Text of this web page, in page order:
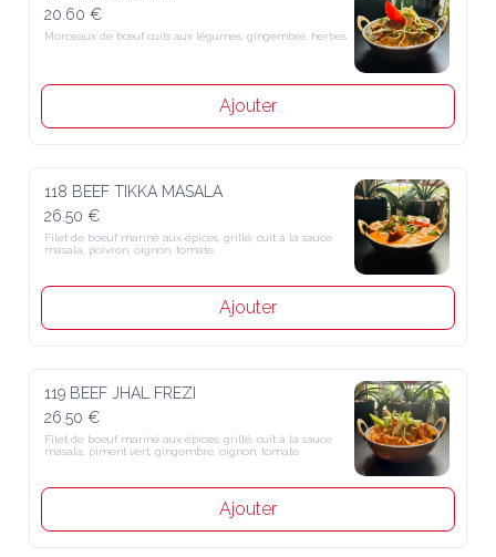
20.60 €
Morceaux de bœuf cuits aux légumes, gingembre, herbes
Ajouter
118 BEEF TIKKA MASALA
26.50 €
Filet de boeuf mariné aux épices, grillé, cuit à la sauce
masala, poivron, oignon, tomate
Ajouter
119 BEEF JHAL FREZI
26.50 €
Filet de boeuf mariné aux épices, grillé, cuit à la sauce
masala, piment vert, gingembre, oignon, tomate
Ajouter